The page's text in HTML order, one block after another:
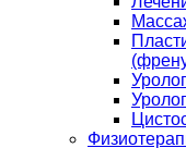
Уролог